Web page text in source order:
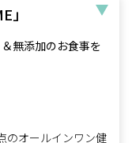
」
無添加のお食事を
のオールインワン健